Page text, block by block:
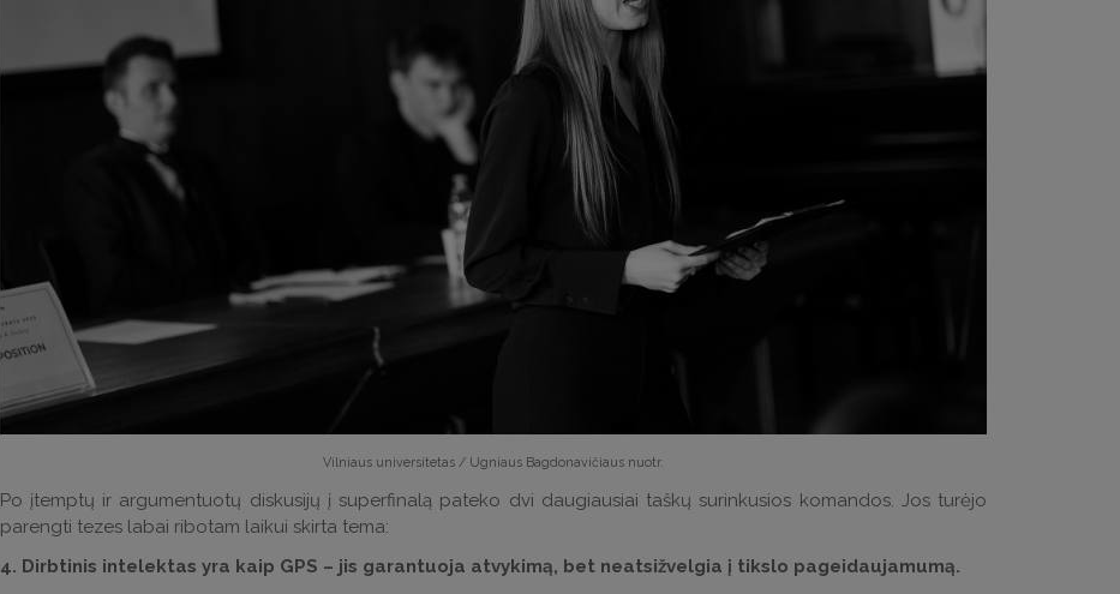
Vilniaus universitetas / Ugniaus Bagdonavičiaus nuotr.
Po įtemptų ir argumentuotų diskusijų į superfinalą pateko dvi daugiausiai taškų surinkusios komandos. Jos turėjo
parengti tezes labai ribotam laikui skirta tema:
4. Dirbtinis intelektas yra kaip GPS – jis garantuoja atvykimą, bet neatsižvelgia į tikslo pageidaujamumą.